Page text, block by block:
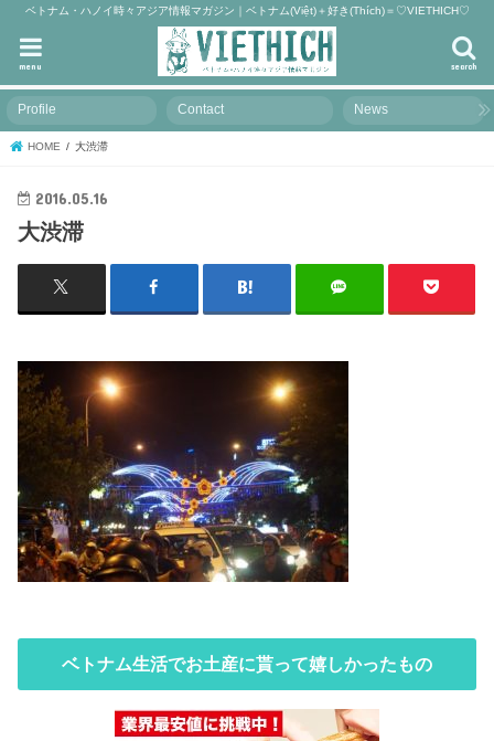
ベトナム・ハノイ時々アジア情報マガジン｜ベトナム(Việt)＋好き(Thích)＝♡VIETHICH♡
search
menu
Profile Contact News
HOME 大渋滞
2016.05.16
大渋滞
ベトナム生活でお土産に貰って嬉しかったもの